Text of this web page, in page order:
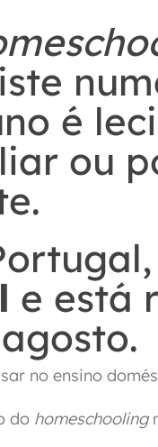
é
ou
e está
no ensino
do homeschooling